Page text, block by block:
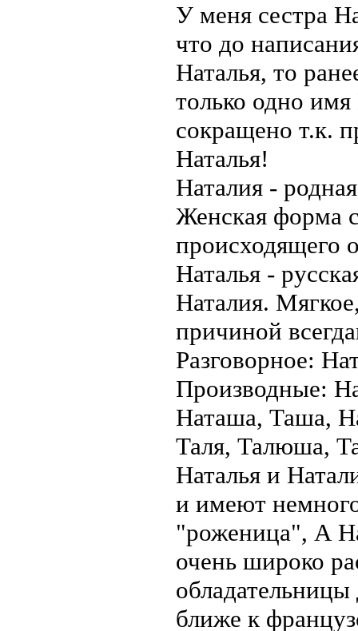
У меня сестра
что до
Наталья, то
только одно
сокращено т.к.
Наталья!
Наталия -
Женская форма
происходящего
Наталья -
Наталия.
причиной
Разговорное:
Производные:
Наташа, Таша,
Таля, Талюша,
Наталья и
и имеют
"роженица", А
очень широко
ближе к